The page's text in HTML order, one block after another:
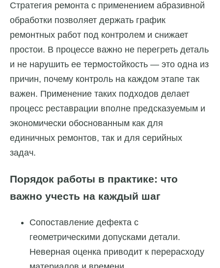
Стратегия ремонта с применением абразивной
обработки позволяет держать график
ремонтных работ под контролем и снижает
простои. В процессе важно не перегреть деталь
и не нарушить ее термостойкость — это одна из
причин, почему контроль на каждом этапе так
важен. Применение таких подходов делает
процесс реставрации вполне предсказуемым и
экономически обоснованным как для
единичных ремонтов, так и для серийных
задач.
Порядок работы в практике: что
важно учесть на каждый шаг
Сопоставление дефекта с
геометрическими допусками детали.
Неверная оценка приводит к перерасходу